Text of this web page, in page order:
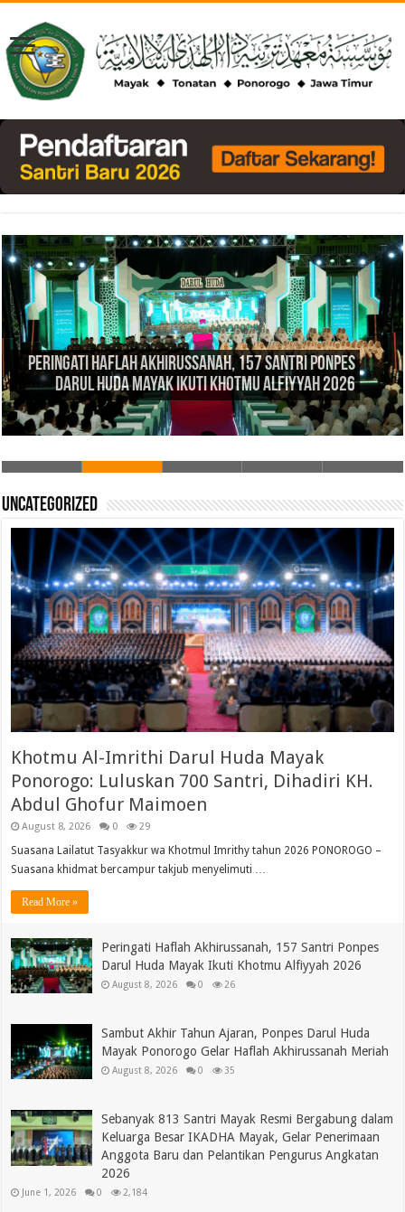
Peringati Haflah Akhirussanah, 157 Santri Ponpes
Darul Huda Mayak Ikuti Khotmu Alfiyyah 2026
Uncategorized
Khotmu Al-Imrithi Darul Huda Mayak
Ponorogo: Luluskan 700 Santri, Dihadiri KH.
Abdul Ghofur Maimoen
August 8, 2026 0 29
Suasana Lailatut Tasyakkur wa Khotmul Imrithy tahun 2026 PONOROGO –
Suasana khidmat bercampur takjub menyelimuti …
Read More »
Peringati Haflah Akhirussanah, 157 Santri Ponpes
Darul Huda Mayak Ikuti Khotmu Alfiyyah 2026
August 8, 2026 0 26
Sambut Akhir Tahun Ajaran, Ponpes Darul Huda
Mayak Ponorogo Gelar Haflah Akhirussanah Meriah
August 8, 2026 0 35
Sebanyak 813 Santri Mayak Resmi Bergabung dalam
Keluarga Besar IKADHA Mayak, Gelar Penerimaan
Anggota Baru dan Pelantikan Pengurus Angkatan
2026
June 1, 2026 0 2,184